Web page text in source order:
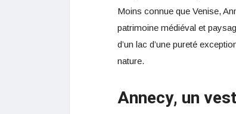
Moins connue que Venise,
patrimoine médiéval et
d’un lac d’une pureté
nature.
Annecy, un